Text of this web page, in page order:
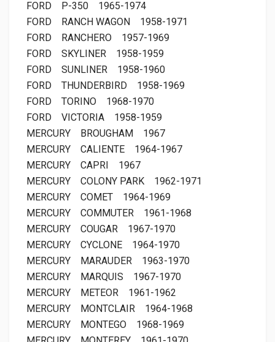
FORD P-350
1965-1974
FORD
RANCH WAGON
1958-1971
FORD
RANCHERO
1957-1969
FORD
SKYLINER
1958-1959
FORD
SUNLINER
1958-1960
FORD
THUNDERBIRD
1958-1969
FORD
TORINO
1968-1970
FORD
VICTORIA
1958-1959
MERCURY
BROUGHAM
1967
MERCURY
CALIENTE
1964-1967
MERCURY
CAPRI
1967
MERCURY
COLONY PARK
1962-1971
MERCURY
COMET
1964-1969
MERCURY
COMMUTER
1961-1968
MERCURY
COUGAR
1967-1970
MERCURY
CYCLONE
1964-1970
MERCURY
MARAUDER
1963-1970
MERCURY
MARQUIS
1967-1970
MERCURY
METEOR
1961-1962
MERCURY
MONTCLAIR
1964-1968
MERCURY
MONTEGO
1968-1969